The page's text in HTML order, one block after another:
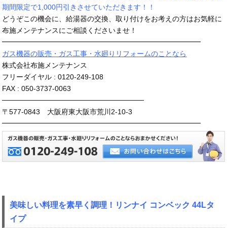
期間限定で1,000円引きさせていただきます！！
どうぞこの機会に、給湯器の交換、取り付けをお考えの方はお気軽に
布施メンテナンスにご相談くださいませ！
━━━━━━━━━━━━━━━━━━━━━━━━━━━━
ガス機器の販売・ガス工事・水廻りリフォームのことなら
株式会社布施メンテナンス
フリーダイヤル : 0120-249-108
FAX : 050-3737-0063
────────────────────────────
〒577-0843 大阪府東大阪市荒川2-10-3
━━━━━━━━━━━━━━━━━━━━━━━━━━━━
美味しい料理を素早く調理！リンナイ コンベック 44Lタ
イプ